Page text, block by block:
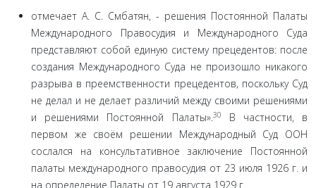
отмечает А. С. Смбатян, - решения Постоянной Палаты
Международного Правосудия и Международного Суда
пред­ставляют собой единую систему прецедентов: после
создания Международного Суда не произошло никакого
разрыва в пре­емственности прецедентов, поскольку Суд
не делал и не делает различий между своими решениями
и решениями Постоян­ной Палаты».30
В частности, в
первом же своём решении Меж­дународный Суд ООН
сослался на консультативное заключе­ние Постоянной
палаты международного правосудия от 23 июля 1926 г. и
на определение Палаты от 19 августа 1929 г.